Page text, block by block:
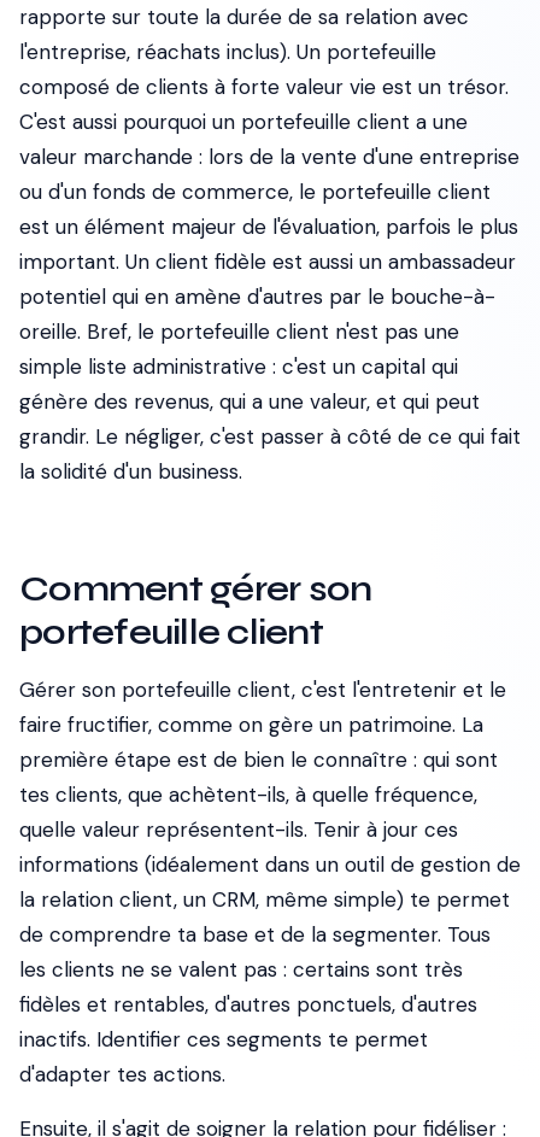
rapporte sur toute la durée de sa relation avec
l'entreprise, réachats inclus). Un portefeuille
composé de clients à forte valeur vie est un trésor.
C'est aussi pourquoi un portefeuille client a une
valeur marchande : lors de la vente d'une entreprise
ou d'un fonds de commerce, le portefeuille client
est un élément majeur de l'évaluation, parfois le plus
important. Un client fidèle est aussi un ambassadeur
potentiel qui en amène d'autres par le bouche-à-
oreille. Bref, le portefeuille client n'est pas une
simple liste administrative : c'est un capital qui
génère des revenus, qui a une valeur, et qui peut
grandir. Le négliger, c'est passer à côté de ce qui fait
la solidité d'un business.
Comment gérer son
portefeuille client
Gérer son portefeuille client, c'est l'entretenir et le
faire fructifier, comme on gère un patrimoine. La
première étape est de bien le connaître : qui sont
tes clients, que achètent-ils, à quelle fréquence,
quelle valeur représentent-ils. Tenir à jour ces
informations (idéalement dans un outil de gestion de
la relation client, un CRM, même simple) te permet
de comprendre ta base et de la segmenter. Tous
les clients ne se valent pas : certains sont très
fidèles et rentables, d'autres ponctuels, d'autres
inactifs. Identifier ces segments te permet
d'adapter tes actions.
Ensuite, il s'agit de soigner la relation pour fidéliser :